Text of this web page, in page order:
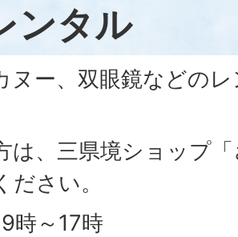
ンタル
ヌー、双眼鏡などの
は、三県境ショップ
ださい。
時～17時